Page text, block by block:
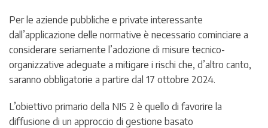
Per le aziende pubbliche e private interessante
dall’applicazione delle normative è necessario cominciare a
considerare seriamente l’adozione di misure tecnico-
organizzative adeguate a mitigare i rischi che, d’altro canto,
saranno obbligatorie a partire dal 17 ottobre 2024.
L’obiettivo primario della NIS 2 è quello di favorire la
diffusione di un approccio di gestione basato